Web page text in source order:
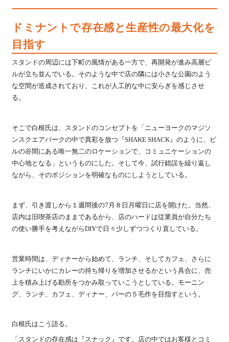
ドミナントで存在感と生産性の最大化を
目指す
スタンドの周辺には下町の風情がある一方で、再開発が進み高層ビ
ルが立ち並んでいる。そのような中で店の隣には小さな公園のよう
な空間が造成されており、これが人工的な中に安らぎを感じさせ
る。
そこで白根氏は、スタンドのコンセプトを「ニューヨークのマジソ
ンスクエアパークの中で異彩を放つ『SHAKE SHACK』のように、ビ
ルの谷間にある唯一無二のロケーションで、コミュニケーションの
中心地となる」というものにした。そして今、試行錯誤を繰り返し
ながら、そのポジションを明確なものにしようとしている。
まず、引き渡しから１週間後の7月８日月曜日に店を開けた。当然、
店内は旧喫茶店のままであるから、店のハードは従業員が自分たち
の使い勝手を考えながらDIYで日々少しずつつくり直している。
営業時間は、ディナーから始めて、ランチ、そしてカフェ、さらに
ランチにいかにカレーの持ち帰りを増加させるかという具合に、売
上を積み上げる勘所をつかみ取っていこうとしている。モーニン
グ、ランチ、カフェ、ディナー、バーの５毛作を目指すという。
白根氏はこう語る。
「スタンドの存在感は『スナック』です。店の中ではお客様とコミ